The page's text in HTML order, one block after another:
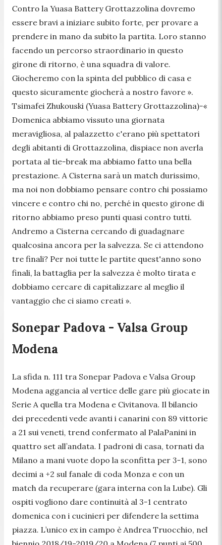
Contro la Yuasa Battery Grottazzolina dovremo
essere bravi a iniziare subito forte, per provare a
prendere in mano da subito la partita. Loro stanno
facendo un percorso straordinario in questo
girone di ritorno, è una squadra di valore.
Giocheremo con la spinta del pubblico di casa e
questo sicuramente giocherà a nostro favore ».
Tsimafei Zhukouski (Yuasa Battery Grottazzolina)-«
Domenica abbiamo vissuto una giornata
meravigliosa, al palazzetto c'erano più spettatori
degli abitanti di Grottazzolina, dispiace non averla
portata al tie-break ma abbiamo fatto una bella
prestazione. A Cisterna sarà un match durissimo,
ma noi non dobbiamo pensare contro chi possiamo
vincere e contro chi no, perché in questo girone di
ritorno abbiamo preso punti quasi contro tutti.
Andremo a Cisterna cercando di guadagnare
qualcosina ancora per la salvezza. Se ci attendono
tre finali? Per noi tutte le partite quest'anno sono
finali, la battaglia per la salvezza è molto tirata e
dobbiamo cercare di capitalizzare al meglio il
vantaggio che ci siamo creati ».
Sonepar Padova - Valsa Group
Modena
La sfida n. 111 tra Sonepar Padova e Valsa Group
Modena aggancia al vertice delle gare più giocate in
Serie A quella tra Modena e Civitanova. Il bilancio
dei precedenti vede avanti i canarini con 89 vittorie
a 21 sui veneti, trend confermato al PalaPanini in
quattro set all’andata. I padroni di casa, tornati da
Milano a mani vuote dopo la sconfitta per 3-1, sono
decimi a +2 sul fanale di coda Monza e con un
match da recuperare (gara interna con la Lube). Gli
ospiti vogliono dare continuità al 3-1 centrato
domenica con i cucinieri per difendere la settima
piazza. L’unico ex in campo è Andrea Truocchio, nel